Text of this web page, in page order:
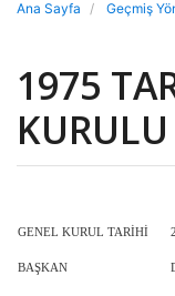
Ana Sayfa Geçmiş
1975
KURULU
GENEL KURUL TARİHİ
BAŞKAN